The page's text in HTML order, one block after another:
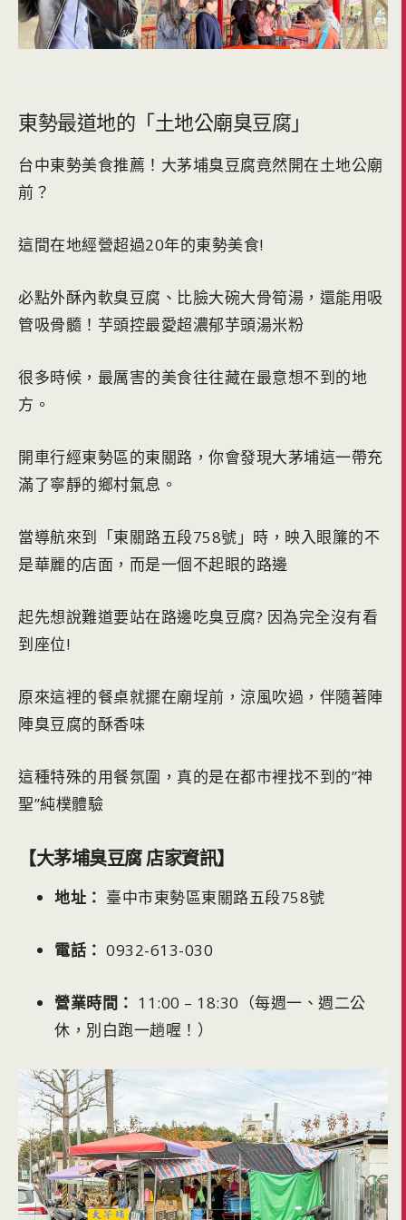
東勢最道地的「土地公廟臭豆腐」
台中東勢美食推薦！大茅埔臭豆腐竟然開在土地公廟
前？
這間在地經營超過20年的東勢美食!
必點外酥內軟臭豆腐、比臉大碗大骨筍湯，還能用吸
管吸骨髓！芋頭控最愛超濃郁芋頭湯米粉
很多時候，最厲害的美食往往藏在最意想不到的地
方。
開車行經東勢區的東關路，你會發現大茅埔這一帶充
滿了寧靜的鄉村氣息。
當導航來到「東關路五段758號」時，映入眼簾的不
是華麗的店面，而是一個不起眼的路邊
起先想說難道要站在路邊吃臭豆腐? 因為完全沒有看
到座位!
原來這裡的餐桌就擺在廟埕前，涼風吹過，伴隨著陣
陣臭豆腐的酥香味
這種特殊的用餐氛圍，真的是在都市裡找不到的”神
聖”純樸體驗
【大茅埔臭豆腐 店家資訊】
地址： 臺中市東勢區東關路五段758號
電話： 0932-613-030
營業時間： 11:00 – 18:30（每週一、週二公
休，別白跑一趟喔！）